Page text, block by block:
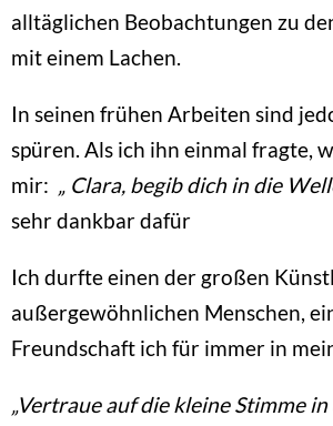
alltäglichen Beobachtungen zu
mit einem Lachen.
In seinen frühen Arbeiten sind
spüren. Als ich ihn einmal fragte,
mir: „ Clara, begib dich in die
sehr dankbar dafür
Ich durfte einen der großen
außergewöhnlichen Menschen,
Freundschaft ich für immer in
„Vertraue auf die kleine Stimme